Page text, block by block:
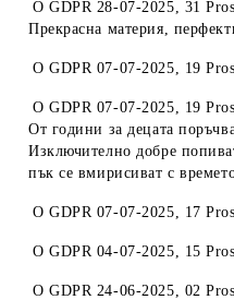
OGDPR 28-07-2025, 31
Прекрасна материя,
OGDPR 07-07-2025, 19
OGDPR 07-07-2025, 19
От години за децата
Изключително добре
пък се вмирисиват с
OGDPR 07-07-2025, 17
OGDPR 04-07-2025, 15
OGDPR 24-06-2025, 02